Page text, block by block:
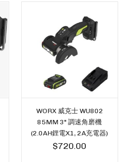
WORX 威克士 WU802
85MM 3" 調速角磨機
(2.0AH鋰電X1, 2A充電器)
$720.00